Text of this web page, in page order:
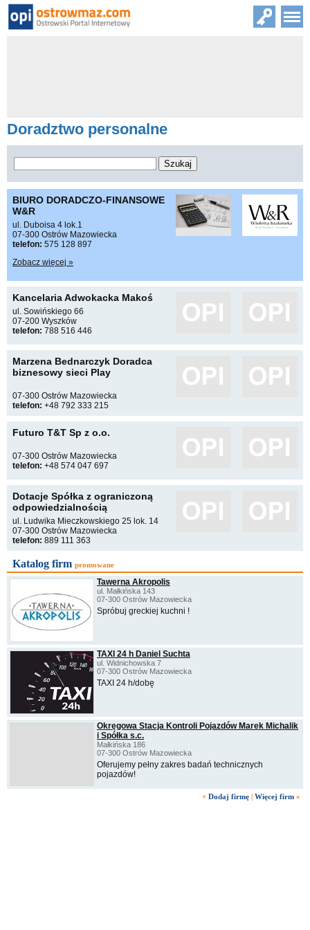
Doradztwo personalne
BIURO DORADCZO-FINANSOWE
W&R
ul. Duboisa 4 lok.1
07-300 Ostrów Mazowiecka
telefon: 575 128 897
Zobacz więcej »
Kancelaria Adwokacka Makoś
ul. Sowińskiego 66
07-200 Wyszków
telefon: 788 516 446
Marzena Bednarczyk Doradca
biznesowy sieci Play
07-300 Ostrów Mazowiecka
telefon: +48 792 333 215
Futuro T&T Sp z o.o.
07-300 Ostrów Mazowiecka
telefon: +48 574 047 697
Dotacje Spółka z ograniczoną
odpowiedzialnością
ul. Ludwika Mieczkowskiego 25 lok. 14
07-300 Ostrów Mazowiecka
telefon: 889 111 363
Katalog firm promowane
Tawerna Akropolis
ul. Małkińska 143
07-300 Ostrów Mazowiecka
Spróbuj greckiej kuchni !
TAXI 24 h Daniel Suchta
ul. Widnichowska 7
07-300 Ostrów Mazowiecka
TAXI 24 h/dobę
Okręgowa Stacja Kontroli Pojazdów Marek Michalik
i Spółka s.c.
Małkińska 186
07-300 Ostrów Mazowiecka
Oferujemy pełny zakres badań technicznych
pojazdów!
+ Dodaj firmę | Więcej firm »